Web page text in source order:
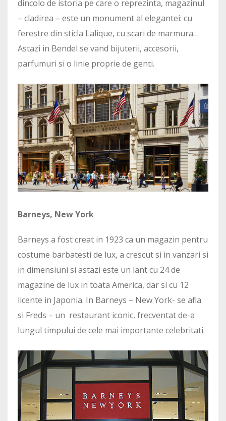
dincolo de istoria pe care o reprezinta, magazinul
– cladirea – este un monument al elegantei: cu
ferestre din sticla Lalique, cu scari de marmura…
Astazi in Bendel se vand bijuterii, accesorii,
parfumuri si o linie proprie de genti.
Barneys, New York
Barneys a fost creat in 1923 ca un magazin pentru
costume barbatesti de lux, a crescut si in vanzari si
in dimensiuni si astazi este un lant cu 24 de
magazine de lux in toata America, dar si cu 12
licente in Japonia. In Barneys – New York- se afla
si Freds – un restaurant iconic, frecventat de-a
lungul timpului de cele mai importante celebritati.